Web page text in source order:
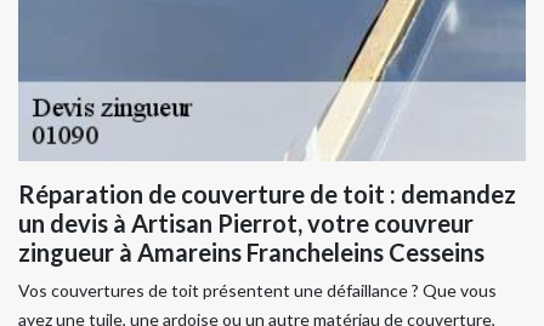
Réparation de couverture de toit : demandez
un devis à Artisan Pierrot, votre couvreur
zingueur à Amareins Francheleins Cesseins
Vos couvertures de toit présentent une défaillance ? Que vous
ayez une tuile, une ardoise ou un autre matériau de couverture,